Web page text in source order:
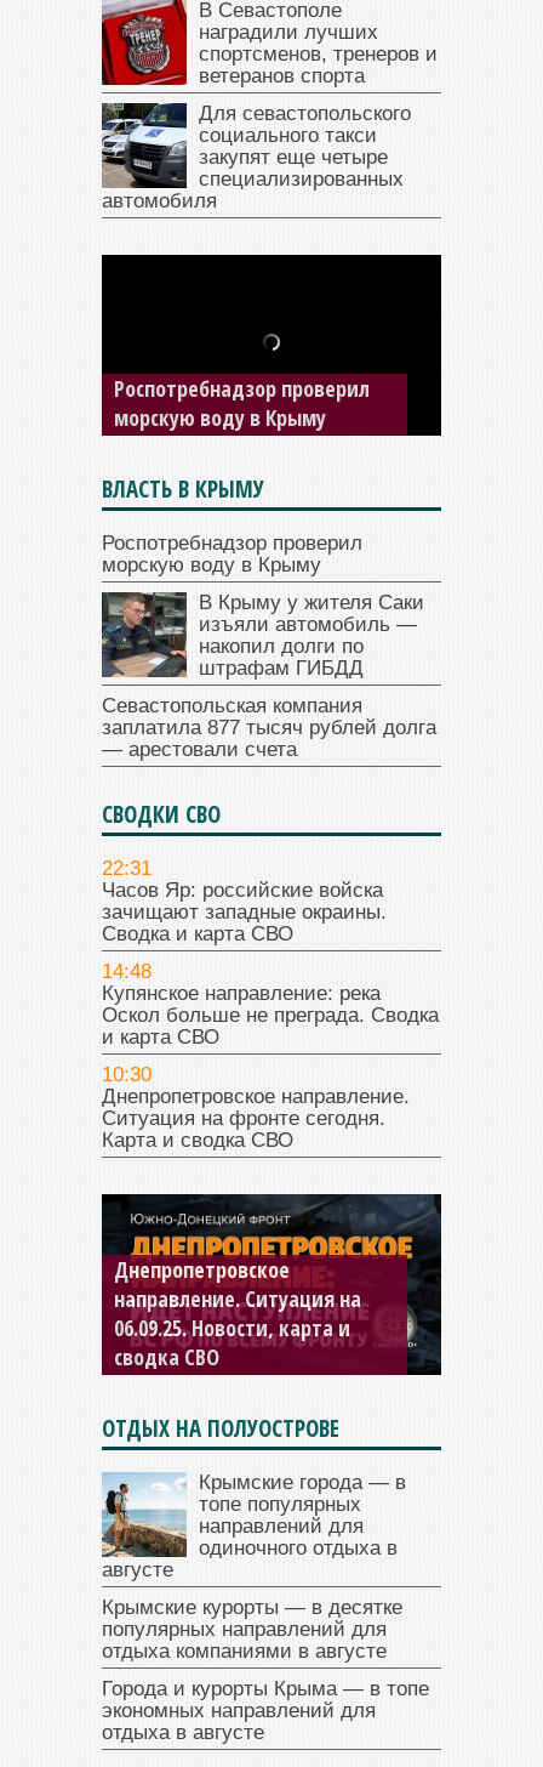
В Севастополе
наградили лучших
спортсменов, тренеров и
ветеранов спорта
Для севастопольского
социального такси
закупят еще четыре
специализированных
автомобиля
В Крыму у жителя Саки
изъяли автомобиль —
накопил долги по штрафам
ГИБДД
ВЛАСТЬ В КРЫМУ
Роспотребнадзор проверил
морскую воду в Крыму
В Крыму у жителя Саки
изъяли автомобиль —
накопил долги по
штрафам ГИБДД
Севастопольская компания
заплатила 877 тысяч рублей долга
— арестовали счета
СВОДКИ СВО
22:31
Часов Яр: российские войска
зачищают западные окраины.
Сводка и карта СВО
14:48
Купянское направление: река
Оскол больше не преграда. Сводка
и карта СВО
10:30
Днепропетровское направление.
Ситуация на фронте сегодня.
Карта и сводка СВО
Константиновское
направление. Ситуация на
04.09.25 Новости, карта и
сводка СВО
ОТДЫХ НА ПОЛУОСТРОВЕ
Крымские города — в
топе популярных
направлений для
одиночного отдыха в
августе
Крымские курорты — в десятке
популярных направлений для
отдыха компаниями в августе
Города и курорты Крыма — в топе
экономных направлений для
отдыха в августе